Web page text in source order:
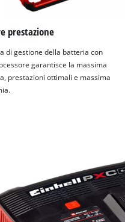
prestazione
di gestione della batteria con
garantisce la massima
prestazioni ottimali e massima